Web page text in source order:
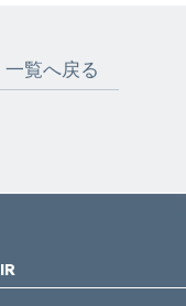
一覧へ戻る
IR